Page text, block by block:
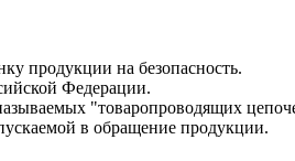
продукции на безопасность.
Федерации.
"товаропроводящих
в обращение продукции.